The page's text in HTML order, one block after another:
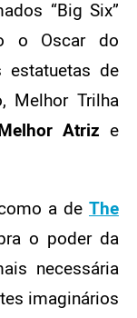
“Big Six”
o Oscar do
estatuetas de
Melhor Trilha
Melhor Atriz e
a de The
o poder da
necessária
imaginários